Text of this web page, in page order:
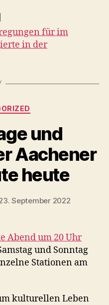
für im
in der
und
Aachener
heute
September 2022
Abend um 20 Uhr
und Sonntag
Stationen am
kulturellen Leben